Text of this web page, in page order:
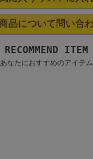
RECOMMEND ITEM
あなたにおすすめのアイテム